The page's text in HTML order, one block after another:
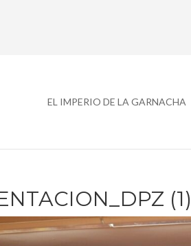
EL IMPERIO DE LA GARNACHA
(1)